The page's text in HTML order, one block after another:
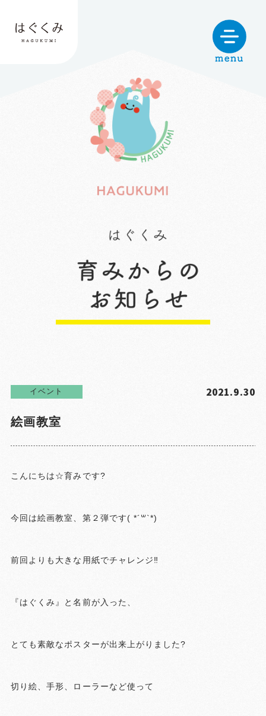
イベント 2021.9.30
絵画教室
こんにちは☆育みです?
今回は絵画教室、第２弾です( *´꒳`*)
前回よりも大きな用紙でチャレンジ‼️
『はぐくみ』と名前が入った、
とても素敵なポスターが出来上がりました?
切り絵、手形、ローラーなど使って